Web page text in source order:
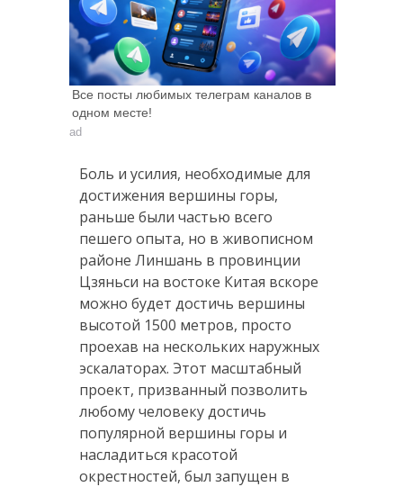
Все посты любимых телеграм каналов в
одном месте!
ad
Боль и усилия, необходимые для
достижения вершины горы,
раньше были частью всего
пешего опыта, но в живописном
районе Линшань в провинции
Цзяньси на востоке Китая вскоре
можно будет достичь вершины
высотой 1500 метров, просто
проехав на нескольких наружных
эскалаторах. Этот масштабный
проект, призванный позволить
любому человеку достичь
популярной вершины горы и
насладиться красотой
окрестностей, был запущен в